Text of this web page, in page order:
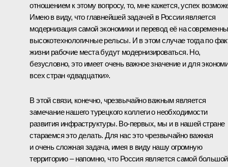
отношением к этому вопросу, то, мне кажется, успех
Имею в виду, что главнейшей задачей в России является
модернизация самой экономики и перевод её на
высокотехнологичные рельсы. И в этом случае тогда по
жизни рабочие места будут модернизироваться. Но,
безусловно, это имеет очень важное значение и для
всех стран «двадцатки».
В этой связи, конечно, чрезвычайно важным является
замечание нашего турецкого коллеги о необходимости
развития инфраструктуры. Во‑первых, мы и в нашей стране
стараемся это делать. Для нас это чрезвычайно важная
и очень сложная задача, имея в виду нашу огромную
территорию – напомню, что Россия является самой большой